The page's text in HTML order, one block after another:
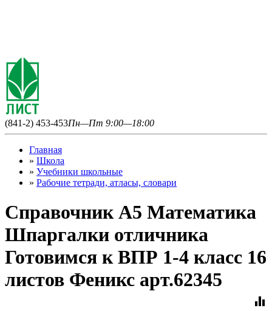
(841-2) 453-453Пн—Пт 9:00—18:00
Главная
» Школа
» Учебники школьные
» Рабочие тетради, атласы, словари
Справочник А5 Математика
Шпаргалки отличника
Готовимся к ВПР 1-4 класс 16
листов Феникс арт.62345
equalizer